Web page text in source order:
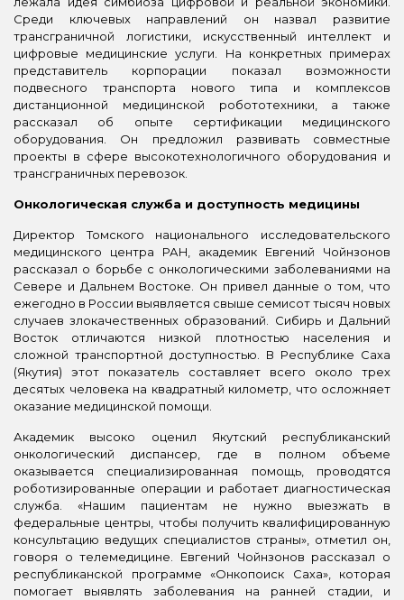
Среди ключевых направлений он назвал развитие
трансграничной логистики, искусственный интеллект и
цифровые медицинские услуги. На конкретных примерах
представитель корпорации показал возможности
подвесного транспорта нового типа и комплексов
дистанционной медицинской робототехники, а также
рассказал об опыте сертификации медицинского
оборудования. Он предложил развивать совместные
проекты в сфере высокотехнологичного оборудования и
трансграничных перевозок.
Онкологическая служба и доступность медицины
Директор Томского национального исследовательского
медицинского центра РАН, академик Евгений Чойнзонов
рассказал о борьбе с онкологическими заболеваниями на
Севере и Дальнем Востоке. Он привел данные о том, что
ежегодно в России выявляется свыше семисот тысяч новых
случаев злокачественных образований. Сибирь и Дальний
Восток отличаются низкой плотностью населения и
сложной транспортной доступностью. В Республике Саха
(Якутия) этот показатель составляет всего около трех
десятых человека на квадратный километр, что осложняет
оказание медицинской помощи.
Академик высоко оценил Якутский республиканский
онкологический диспансер, где в полном объеме
оказывается специализированная помощь, проводятся
роботизированные операции и работает диагностическая
служба. «Нашим пациентам не нужно выезжать в
федеральные центры, чтобы получить квалифицированную
консультацию ведущих специалистов страны», отметил он,
говоря о телемедицине. Евгений Чойнзонов рассказал о
республиканской программе «Онкопоиск Саха», которая
помогает выявлять заболевания на ранней стадии, и